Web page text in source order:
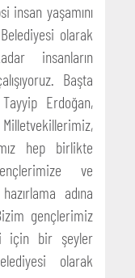
insan yaşamını
olarak
insanların
Başta
Erdoğan,
hep birlikte
ve
adına
gençlerimiz
için bir şeyler
olarak